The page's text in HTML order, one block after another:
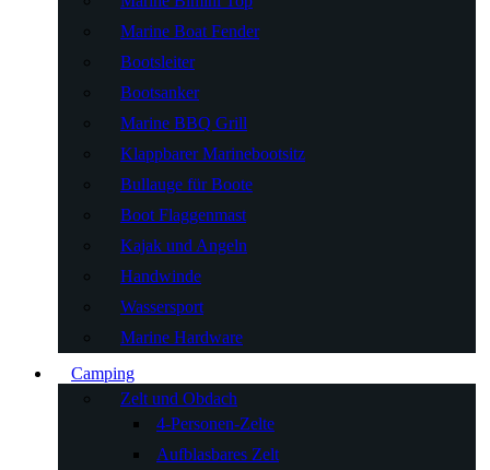
Marine Boat Fender
Bootsleiter
Bootsanker
Marine BBQ Grill
Klappbarer Marinebootsitz
Bullauge für Boote
Boot Flaggenmast
Kajak und Angeln
Handwinde
Wassersport
Marine Hardware
Camping
Zelt und Obdach
4-Personen-Zelte
Aufblasbares Zelt